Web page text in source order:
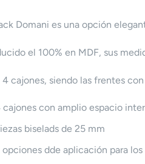
Domani es una opción
el 100% en MDF, sus
cajones, siendo las frentes
cajones con amplio espacio
biselads de 25 mm
opciones dde aplicación para